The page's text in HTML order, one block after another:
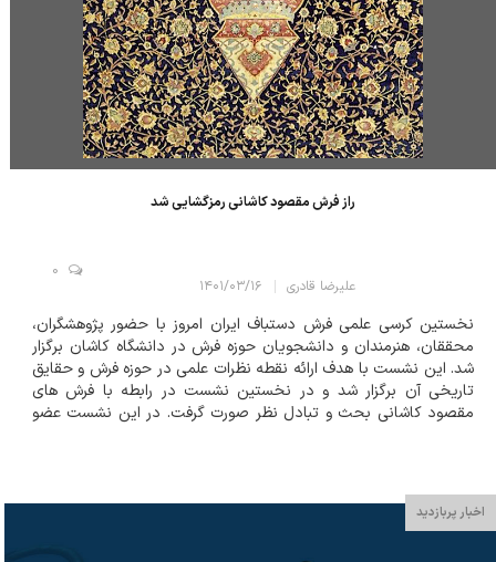
راز فرش مقصود کاشانی رمزگشایی شد
علیرضا قادری ۱۴۰۱/۰۳/۱۶
0
نخستین کرسی علمی فرش دستباف ایران امروز با حضور پژوهشگران،
محققان، هنرمندان و دانشجویان حوزه فرش در دانشگاه کاشان برگزار
شد. این نشست با هدف ارائه نقطه نظرات علمی در حوزه فرش و حقایق
تاریخی آن برگزار شد و در نخستین نشست در رابطه با فرش های
مقصود کاشانی بحث و تبادل نظر صورت گرفت. در این نشست عضو
اخبار پربازدید